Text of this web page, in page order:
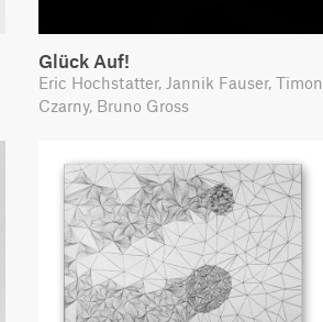
Glück Auf!
Eric Hochstatter, Jannik Fauser, Timon
Czarny, Bruno Gross